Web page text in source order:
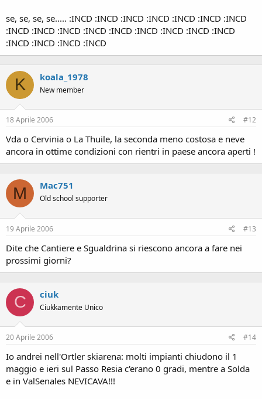
se, se, se, se..... :INCD :INCD :INCD :INCD :INCD :INCD :INCD
:INCD :INCD :INCD :INCD :INCD :INCD :INCD :INCD :INCD
:INCD :INCD :INCD :INCD
K koala_1978
New member
18 Aprile 2006 #12
Vda o Cervinia o La Thuile, la seconda meno costosa e neve
ancora in ottime condizioni con rientri in paese ancora aperti !
M Mac751
Old school supporter
19 Aprile 2006 #13
Dite che Cantiere e Sgualdrina si riescono ancora a fare nei
prossimi giorni?
C ciuk
Ciukkamente Unico
20 Aprile 2006 #14
Io andrei nell'Ortler skiarena: molti impianti chiudono il 1
maggio e ieri sul Passo Resia c'erano 0 gradi, mentre a Solda
e in ValSenales NEVICAVA!!!